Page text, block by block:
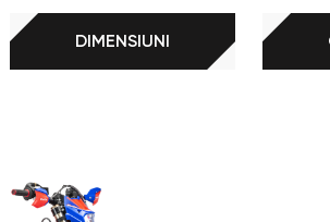
DIMENSIUNI